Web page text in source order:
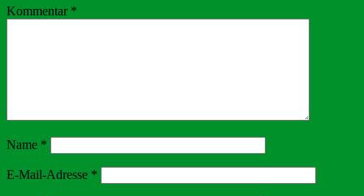
Kommentar *
Name *
E-Mail-Adresse *